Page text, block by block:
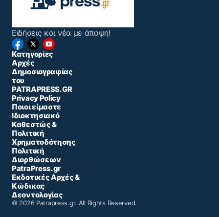
Ειδήσεις και νέα με άποψη!
Κατηγορίες
Αρχές
Δημοσιογραφίας
του
PATRAPRESS.GR
Privacy Policy
Ποιοι είμαστε
Ιδιοκτησιακό
Καθεστώς &
Πολιτική
Χρηματοδότησης
Πολιτική
Διορθώσεων
PatraPress.gr
Εκδοτικές Αρχές &
Κώδικας
Δεοντολογίας
© 2026 Patrapress.gr. All Rights Reserved.